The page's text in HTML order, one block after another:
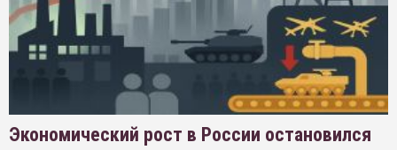
Экономический рост в России остановился